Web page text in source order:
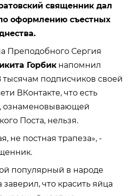
священник дал
оформлению съестных
Преподобного Сергия
Горбик напомнил
тысячам подписчиков своей
ВКонтакте, что есть
ознаменовывающей
Поста, нельзя.
не постная трапеза», -
популярный в народе
что красить яйца